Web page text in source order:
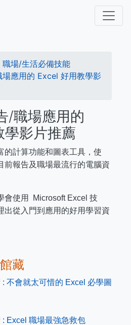
職場/生活必備技能
應用的 Excel 好用教學影
/職場應用的
學影片推薦
的計算功能和圖表工具，使
前報告及職場最流行的電腦資
會使用 Microsoft Excel 技
出從入門到應用的好用學習資
藏
不會就太可惜的 Excel 必學圖
Excel 職場最強急救包